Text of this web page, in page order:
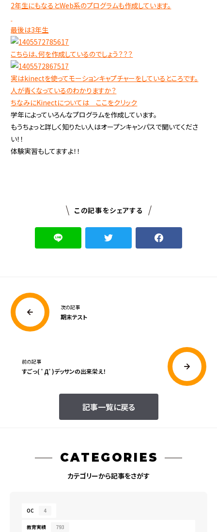
2年生にもなるとWeb系のプログラムも作成しています。
最後は3年生
こちらは、何を作成しているのでしょう？？？
実はkinectを使ってモーションキャプチャーをしているところです。
人が青くなっているのわかりますか？
ちなみにKinectについては ここをクリック
学年によっていろんなプログラムを作成しています。
もうちょっと詳しく知りたい人はオープンキャンパスで聞いてくださ
い！！
体験実習もしてますよ！！
この記事をシェアする
次の記事
期末テスト
記事一覧に戻る
前の記事
すごっ( ﾟДﾟ)デッサンの出来栄え！
CATEGORIES
カテゴリーから記事をさがす
OC 4
教育実績 793